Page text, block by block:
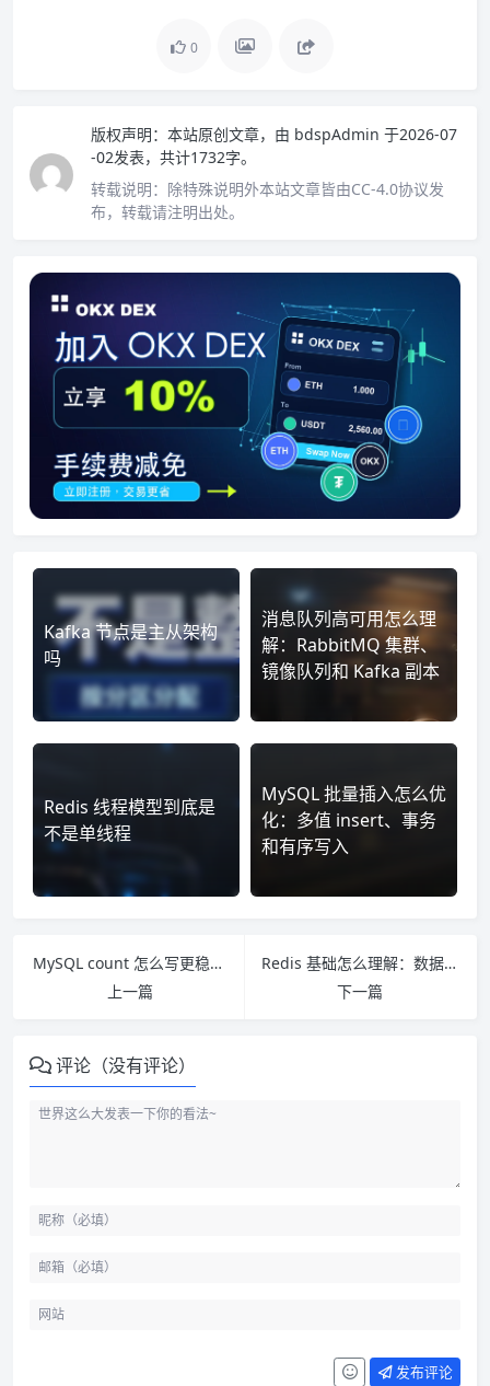
0
版权声明： 本站原创文章，由 bdspAdmin 于2026-07
-02发表，共计1732字。
转载说明： 除特殊说明外本站文章皆由CC-4.0协议发
布，转载请注明出处。
Kafka 节点是主从架构
吗
消息队列高可用怎么理
解：RabbitMQ 集群、
镜像队列和 Kafka 副本
Redis 线程模型到底是
不是单线程
MySQL 批量插入怎么优
化：多值 insert、事务
和有序写入
MySQL count 怎么写更稳：count(*)、count(1) 和表碎片维护
上一篇
Redis 基础怎么理解：数据类型、持久化和常见使用场景
下一篇
评论（没有评论）
发布评论
第一步：先确认它真的慢